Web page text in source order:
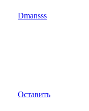
Dmansss
Оставить